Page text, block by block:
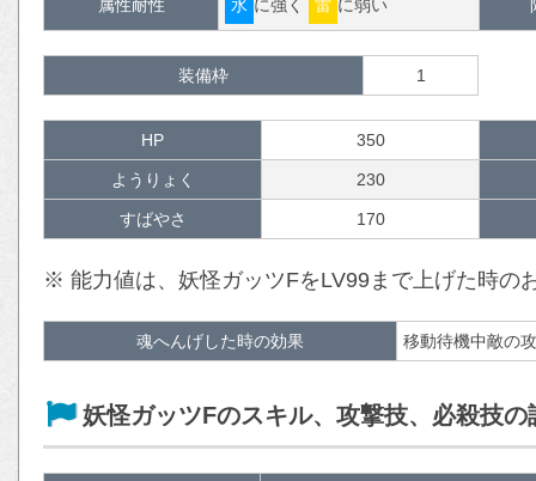
属性耐性 水 に強く 雷 に弱い
装備枠 1
HP 350
ようりょく 230
すばやさ 170
※ 能力値は、妖怪ガッツFをLV99まで上げた時の
魂へんげした時の効果 移動待機中敵の
妖怪ガッツFのスキル、攻撃技、必殺技の